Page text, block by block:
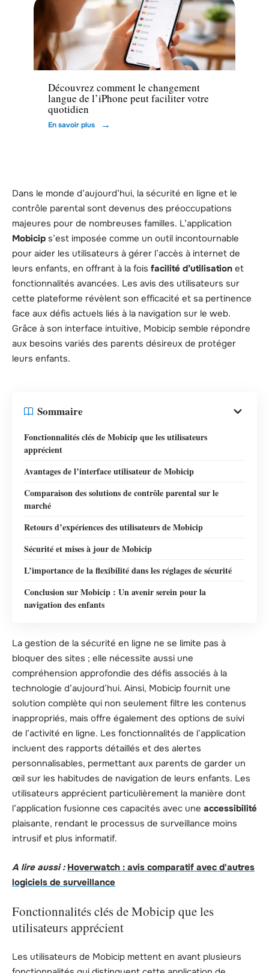
High-Tech
Découvrez comment le changement
langue de l’iPhone peut faciliter votre
quotidien
En savoir plus
Dans le monde d’aujourd’hui, la sécurité en ligne et le
contrôle parental sont devenus des préoccupations
majeures pour de nombreuses familles. L’application
Mobicip s’est imposée comme un outil incontournable
pour aider les utilisateurs à gérer l’accès à internet de
leurs enfants, en offrant à la fois facilité d’utilisation et
fonctionnalités avancées. Les avis des utilisateurs sur
cette plateforme révèlent son efficacité et sa pertinence
face aux défis actuels liés à la navigation sur le web.
Grâce à son interface intuitive, Mobicip semble répondre
aux besoins variés des parents désireux de protéger
leurs enfants.
Sommaire
Fonctionnalités clés de Mobicip que les utilisateurs
apprécient
Avantages de l’interface utilisateur de Mobicip
Comparaison des solutions de contrôle parental sur le
marché
Retours d’expériences des utilisateurs de Mobicip
Sécurité et mises à jour de Mobicip
L’importance de la flexibilité dans les réglages de sécurité
Conclusion sur Mobicip : Un avenir serein pour la
navigation des enfants
La gestion de la sécurité en ligne ne se limite pas à
bloquer des sites ; elle nécessite aussi une
compréhension approfondie des défis associés à la
technologie d’aujourd’hui. Ainsi, Mobicip fournit une
solution complète qui non seulement filtre les contenus
inappropriés, mais offre également des options de suivi
de l’activité en ligne. Les fonctionnalités de l’application
incluent des rapports détaillés et des alertes
personnalisables, permettant aux parents de garder un
œil sur les habitudes de navigation de leurs enfants. Les
utilisateurs apprécient particulièrement la manière dont
l’application fusionne ces capacités avec une accessibilité
plaisante, rendant le processus de surveillance moins
intrusif et plus informatif.
A lire aussi : Hoverwatch : avis comparatif avec d'autres
logiciels de surveillance
Fonctionnalités clés de Mobicip que les
utilisateurs apprécient
Les utilisateurs de Mobicip mettent en avant plusieurs